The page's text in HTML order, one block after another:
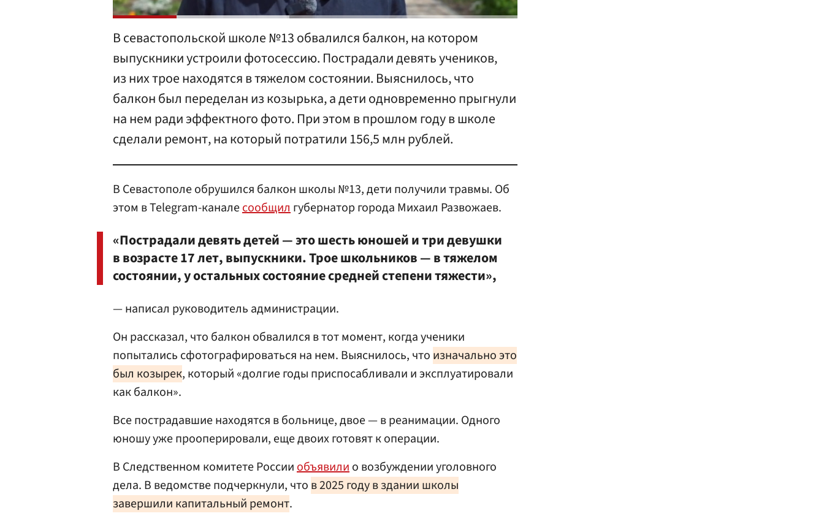
В севастопольской школе №13 обвалился балкон, на котором
выпускники устроили фотосессию. Пострадали девять учеников,
из них трое находятся в тяжелом состоянии. Выяснилось, что
балкон был переделан из козырька, а дети одновременно прыгнули
на нем ради эффектного фото. При этом в прошлом году в школе
сделали ремонт, на который потратили 156,5 млн рублей.
В Севастополе обрушился балкон школы №13, дети получили травмы. Об
этом в Telegram-каналесообщилгубернатор города Михаил Развожаев.
«Пострадали девять детей — это шесть юношей и три девушки
в возрасте 17 лет, выпускники. Трое школьников — в тяжелом
состоянии, у остальных состояние средней степени тяжести»,
— написал руководитель администрации.
Он рассказал, что балкон обвалился в тот момент, когда ученики
попытались сфотографироваться на нем. Выяснилось, что изначально это
был козырек, который «долгие годы приспосабливали и эксплуатировали
как балкон».
Все пострадавшие находятся в больнице, двое — в реанимации. Одного
юношу уже прооперировали, еще двоих готовят к операции.
В Следственном комитете Россииобъявилио возбуждении уголовного
дела. В ведомстве подчеркнули, что в 2025 году в здании школы
завершили капитальный ремонт.